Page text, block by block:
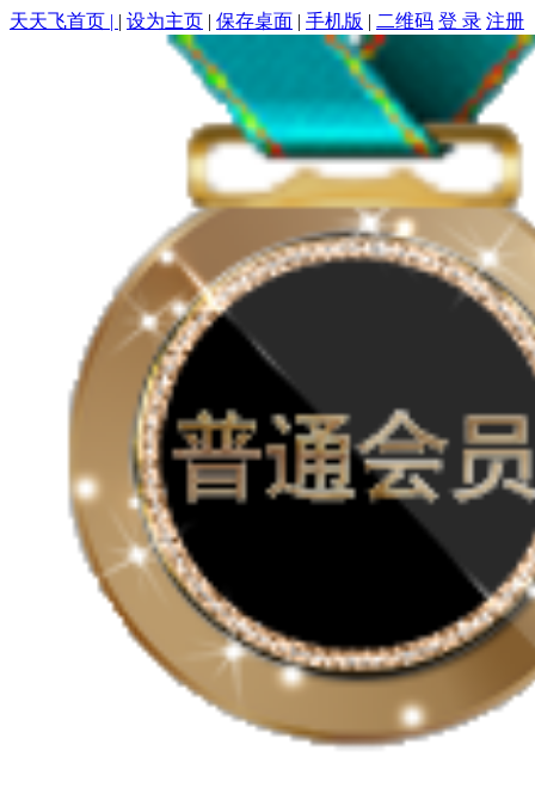
天天飞首页 | | 设为主页 | 保存桌面 | 手机版 | 二维码 登 录 注册